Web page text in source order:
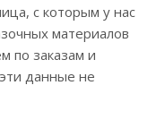
с которым у нас
материалов
по заказам и
данные не